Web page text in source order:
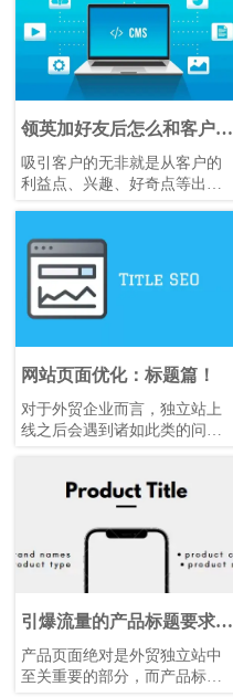
或每月都有定期的线下搜索引
擎会议举办。
领英加好友后怎么和客户有
效沟通互动
吸引客户的无非就是从客户的
利益点、兴趣、好奇点等出
本，也可以给客户发去他网站
产品，他就会好奇你是不是他
的客户，而当客户主动提问，
你就可以将他引导你想要了解
网站页面优化：标题篇！
对于外贸企业而言，独立站上
线之后会遇到诸如此类的问
的展现，经常出现查询不到结
引爆流量的产品标题要求，
你都符合吗？
产品页面绝对是外贸独立站中
至关重要的部分，而产品标题